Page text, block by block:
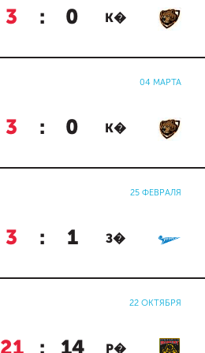
3 : 0 К�
04 МАРТА
3 : 0 К�
25 ФЕВРАЛЯ
3 : 1 З�
22 ОКТЯБРЯ
21 : 14 Р�